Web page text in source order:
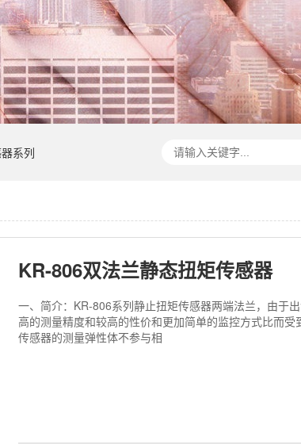
系列
KR-806双法兰静态扭矩传感器
一、简介：KR-806系列静止扭矩传感器两端法兰，由于
高的测量精度和较高的性价和更加简单的监控方式比而受
传感器的测量弹性体不参与相